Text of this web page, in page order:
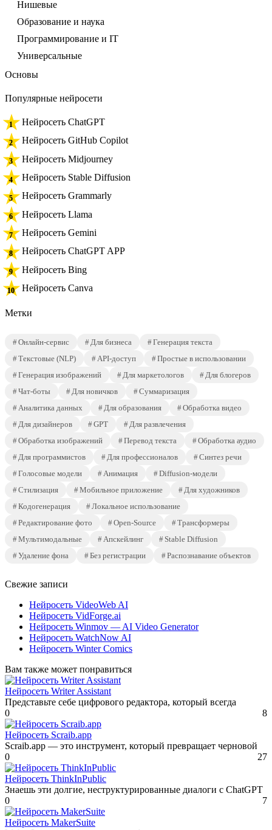
Нишевые
Образование и наука
Программирование и IT
Универсальные
Основы
Популярные нейросети
Нейросеть ChatGPT
Нейросеть GitHub Copilot
Нейросеть Midjourney
Нейросеть Stable Diffusion
Нейросеть Grammarly
Нейросеть Llama
Нейросеть Gemini
Нейросеть ChatGPT APP
Нейросеть Bing
Нейросеть Canva
Метки
Онлайн-сервис Для бизнеса
Генерация текста
Текстовые (NLP)
API-доступ
Простые в использовании
Генерация изображений
Для маркетологов
Для блогеров
Чат-боты
Для новичков
Суммаризация
Аналитика данных
Для образования
Обработка видео
Для дизайнеров
GPT
Для развлечения
Обработка изображений
Перевод текста
Обработка аудио
Для программистов
Для профессионалов
Синтез речи
Голосовые модели
Анимация
Diffusion-модели
Стилизация
Мобильное приложение
Для художников
Кодогенерация
Локальное использование
Редактирование фото
Open-Source
Трансформеры
Мультимодальные
Апскейлинг
Stable Diffusion
Удаление фона
Без регистрации Распознавание объектов
Свежие записи
Нейросеть VideoWeb AI
Нейросеть VidForge.ai
Нейросеть Winmov — AI Video Generator
Нейросеть WatchNow AI
Нейросеть Winter Comics
Вам также может понравиться
Нейросеть Writer Assistant
Представьте себе цифрового редактора, который всегда
0
8
Нейросеть Scraib.app
Scraib.app — это инструмент, который превращает черновой
0
27
Нейросеть ThinkInPublic
Знаешь эти долгие, неструктурированные диалоги с ChatGPT
0
7
Нейросеть MakerSuite